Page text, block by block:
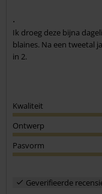
.
Ik droeg deze bijna
blaines. Na een tweetal
in 2.
Kwaliteit
Ontwerp
Pasvorm
Geverifieerde